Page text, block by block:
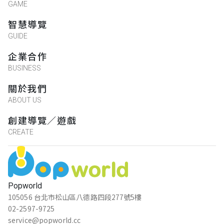
Popworld
105056 台北市松山區八德路四段277號5樓
02-2597-9725
service@popworld.cc
GAME
智慧導覽
GUIDE
企業合作
BUSINESS
關於我們
ABOUT US
創建導覽／遊戲
CREATE